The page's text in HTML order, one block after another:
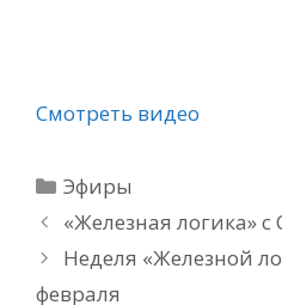
Смотреть видео
Рубрики
Эфиры
«Железная логика»
Неделя «Железной
февраля